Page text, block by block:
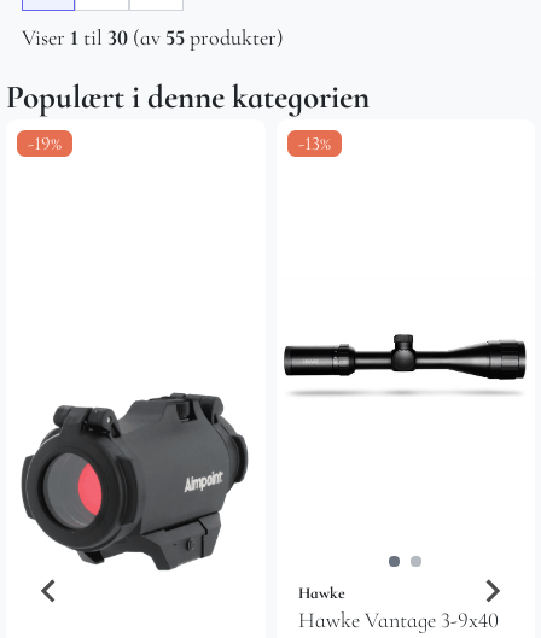
Viser 1 til 30 (av 55produkter)
Populært i denne kategorien
-19% -13%
Hawke
Hawke Vantage 3-9x40